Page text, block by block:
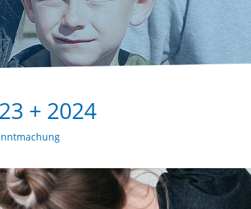
+ 2024